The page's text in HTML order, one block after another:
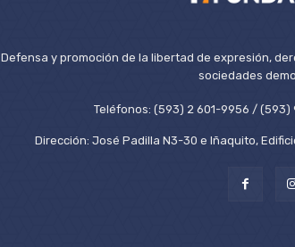
Defensa y promoción de la libertad de expresión,
sociedades
Teléfonos: (593) 2 601-9956 /
Dirección: José Padilla N3-30 e Iñaquito,